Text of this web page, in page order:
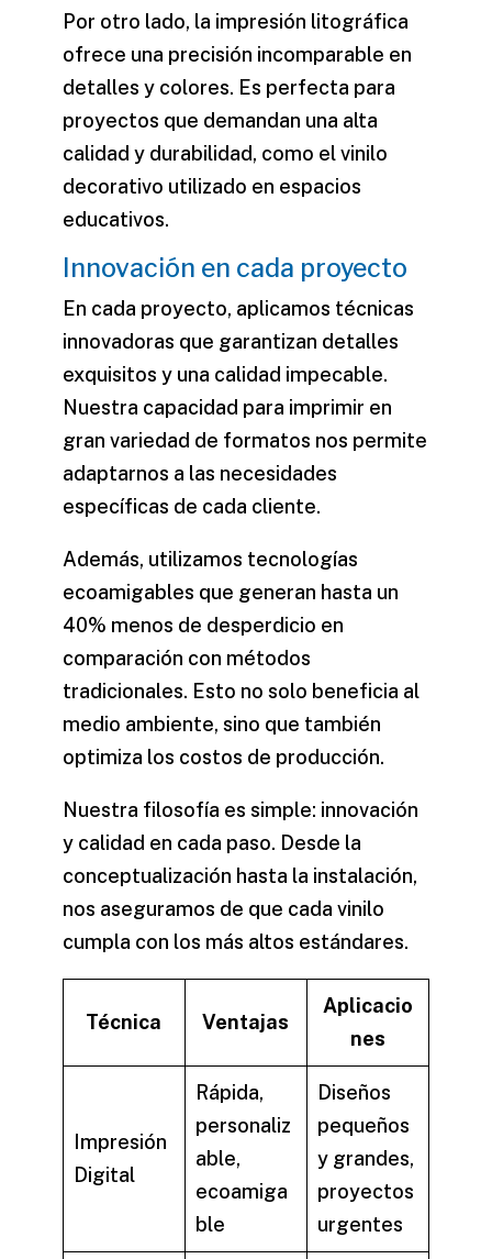
Por otro lado, la impresión litográfica
ofrece una precisión incomparable en
detalles y colores. Es perfecta para
proyectos que demandan una alta
calidad y durabilidad, como elvinilo
decorativo utilizado en espacios
educativos.
Innovación en cada proyecto
En cada proyecto, aplicamos técnicas
innovadoras que garantizan detalles
exquisitos y una calidad impecable.
Nuestra capacidad para imprimir en
gran variedad de formatos nos permite
adaptarnos a las necesidades
específicas de cada cliente.
Además, utilizamos tecnologías
ecoamigables que generan hasta un
40% menos de desperdicio en
comparación con métodos
tradicionales. Esto no solo beneficia al
medio ambiente, sino que también
optimiza los costos de producción.
Nuestra filosofía es simple: innovación
y calidad en cada paso. Desde la
conceptualización hasta la instalación,
nos aseguramos de que cada vinilo
cumpla con los más altos estándares.
Técnica Ventajas
Aplicacio
nes
Impresión
Digital
Rápida,
personaliz
able,
ecoamiga
ble
Diseños
pequeños
y grandes,
proyectos
urgentes